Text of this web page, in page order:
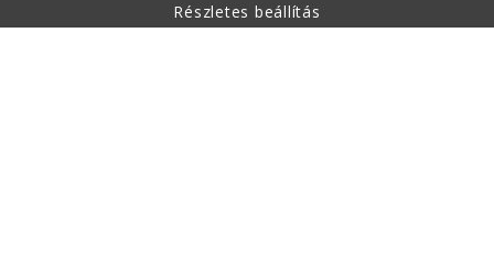
Részletes beállítás